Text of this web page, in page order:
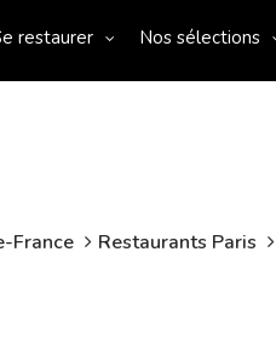
restaurer Nos sélections
France Restaurants Paris